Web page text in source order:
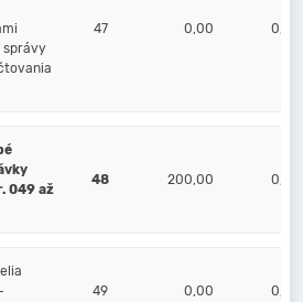
správy
47 0,00 0,00
049 až
48 200,00 0,00
49 0,00 0,00